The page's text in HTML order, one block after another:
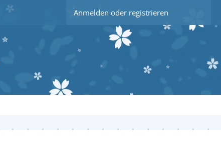
Anmelden oder registrieren